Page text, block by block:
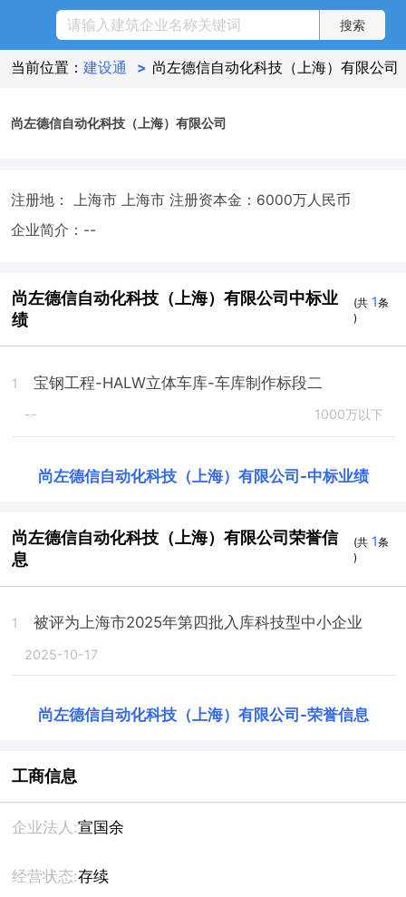
当前位置： 建设通 > 尚左德信自动化科技（上海）有限公司
尚左德信自动化科技（上海）有限公司
注册地： 上海市 上海市 注册资本金：6000万人民币
企业简介：--
尚左德信自动化科技（上海）有限公司中标业
绩
(共 1条
)
1 宝钢工程-HALW立体车库-车库制作标段二
-- 1000万以下
尚左德信自动化科技（上海）有限公司 -中标业绩
尚左德信自动化科技（上海）有限公司荣誉信
息
(共 1条
)
1 被评为上海市2025年第四批入库科技型中小企业
2025-10-17
尚左德信自动化科技（上海）有限公司 -荣誉信息
工商信息
企业法人:宣国余
经营状态:存续